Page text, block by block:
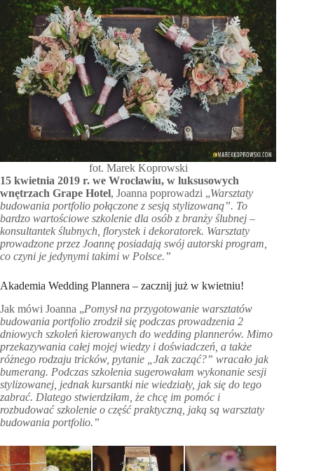
fot. Marek Koprowski
15 kwietnia 2019 r. we Wrocławiu, w luksusowych
wnętrzach Grape Hotel, Joanna poprowadzi „Warsztaty
budowania portfolio połączone z sesją stylizowaną”. To
bardzo wartościowe szkolenie dla osób z branży ślubnej –
konsultantek ślubnych, florystek i dekoratorek. Warsztaty
prowadzone przez Joannę posiadają swój autorski program,
co czyni je jedynymi takimi w Polsce.”
Akademia Wedding Plannera – zacznij już w kwietniu!
Jak mówi Joanna „Pomysł na przygotowanie warsztatów
budowania portfolio zrodził się podczas prowadzenia 2
dniowych szkoleń kierowanych do wedding plannerów. Mimo
przekazywania całej mojej wiedzy i doświadczeń, a także
różnego rodzaju tricków, pytanie „Jak zacząć?” wracało jak
bumerang. Podczas szkolenia sugerowałam wykonanie sesji
stylizowanej, jednak kursantki nie wiedziały, jak się do tego
zabrać. Dlatego stwierdziłam, że chcę im pomóc i
rozbudować szkolenie o część praktyczną, jaką są warsztaty
budowania portfolio.”